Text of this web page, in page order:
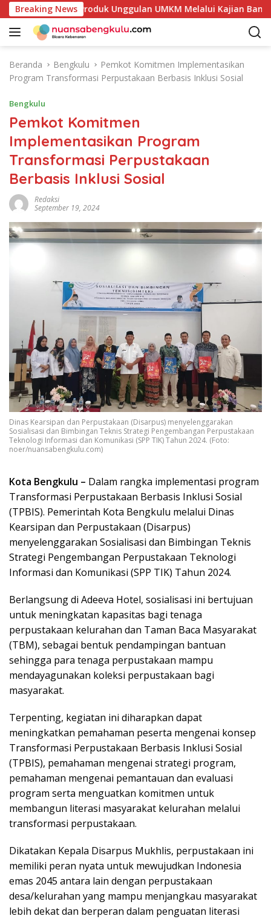
a
Breaking News
Potensi Produk Unggulan UMKM Melalui Kajian Bank
Beranda Bengkulu
Pemkot Komitmen Implementasikan
Program Transformasi Perpustakaan Berbasis Inklusi Sosial
Bengkulu
Pemkot Komitmen
Implementasikan Program
Transformasi Perpustakaan
Berbasis Inklusi Sosial
Redaksi
September 19, 2024
Dinas Kearsipan dan Perpustakaan (Disarpus) menyelenggarakan
Sosialisasi dan Bimbingan Teknis Strategi Pengembangan Perpustakaan
Teknologi Informasi dan Komunikasi (SPP TIK) Tahun 2024. (Foto:
noer/nuansabengkulu.com)
Kota Bengkulu – Dalam rangka implementasi program
Transformasi Perpustakaan Berbasis Inklusi Sosial
(TPBIS). Pemerintah Kota Bengkulu melalui Dinas
Kearsipan dan Perpustakaan (Disarpus)
menyelenggarakan Sosialisasi dan Bimbingan Teknis
Strategi Pengembangan Perpustakaan Teknologi
Informasi dan Komunikasi (SPP TIK) Tahun 2024.
Berlangsung di Adeeva Hotel, sosialisasi ini bertujuan
untuk meningkatan kapasitas bagi tenaga
perpustakaan kelurahan dan Taman Baca Masyarakat
(TBM), sebagai bentuk pendampingan bantuan
sehingga para tenaga perpustakaan mampu
mendayagunakan koleksi perpustakaan bagi
masyarakat.
Terpenting, kegiatan ini diharapkan dapat
meningkatkan pemahaman peserta mengenai konsep
Transformasi Perpustakaan Berbasis Inklusi Sosial
(TPBIS), pemahaman mengenai strategi program,
pemahaman mengenai pemantauan dan evaluasi
program serta menguatkan komitmen untuk
membangun literasi masyarakat kelurahan melalui
transformasi perpustakaan.
Dikatakan Kepala Disarpus Mukhlis, perpustakaan ini
memiliki peran nyata untuk mewujudkan Indonesia
emas 2045 antara lain dengan perpustakaan
desa/kelurahan yang mampu menjangkau masyarakat
lebih dekat dan berperan dalam penguatan literasi